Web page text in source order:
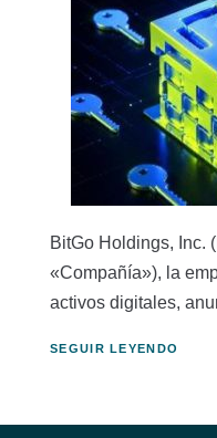
BitGo Holdings, Inc.
«Compañía»), la
activos digitales,
SEGUIR LEYENDO